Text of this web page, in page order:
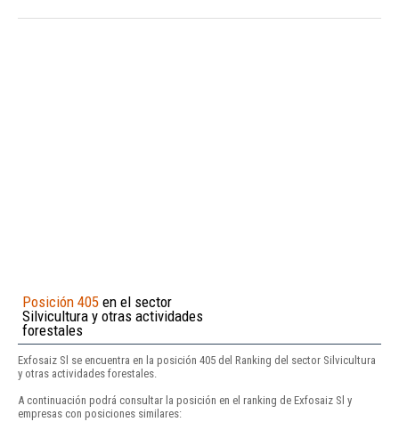
Posición 405 en el sector
Silvicultura y otras actividades
forestales
Exfosaiz Sl se encuentra en la posición 405 del Ranking del sector Silvicultura
y otras actividades forestales.
A continuación podrá consultar la posición en el ranking de Exfosaiz Sl y
empresas con posiciones similares: